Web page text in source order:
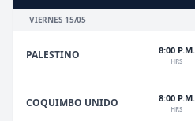
VIERNES 15/05
PALESTINO 8:00 P.M.
HRS
COQUIMBO UNIDO 8:00 P.M.
HRS